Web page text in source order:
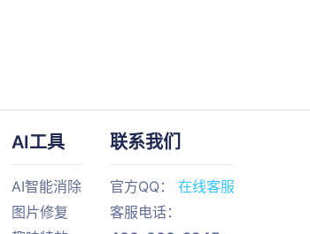
AI工具
AI智能消除
图片修复
联系我们
官方QQ： 在线客服
客服电话：